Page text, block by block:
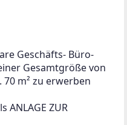
Geschäfts- Büro-
Gesamtgröße von
70 m² zu erwerben
ANLAGE ZUR